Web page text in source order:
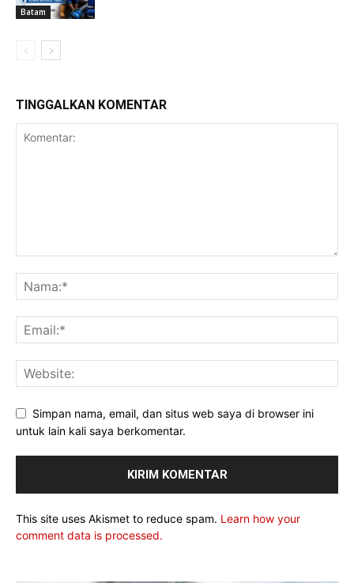
Batam
TINGGALKAN KOMENTAR
Simpan nama, email, dan situs web saya di browser ini
untuk lain kali saya berkomentar.
This site uses Akismet to reduce spam. Learn how your
comment data is processed.